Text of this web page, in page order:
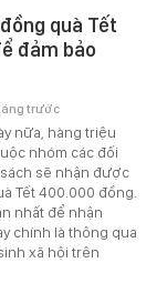
quà Tết
đảm bảo
nữa, hàng triệu
nhóm các đối
sẽ nhận được
Tết 400.000 đồng.
nhất để nhận
chính là thông qua
xã hội trên
trước